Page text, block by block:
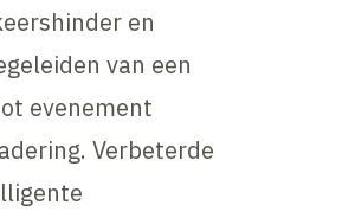
en
van een
evenement
Verbeterde